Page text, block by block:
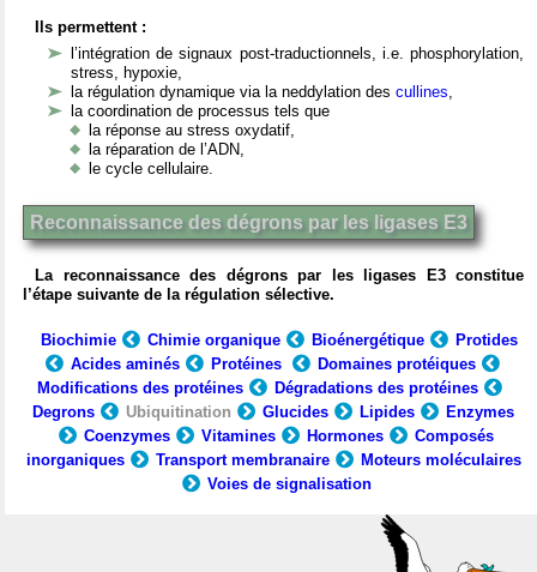
Ils permettent :
l’intégration de signaux post-traductionnels, i.e. phosphorylation,
stress, hypoxie,
la régulation dynamique via la neddylation des cullines
la coordination de processus tels que
la réponse au stress oxydatif,
la réparation de l’ADN,
le cycle cellulaire.
Reconnaissance des dégrons par les ligases E3
La reconnaissance des dégrons par les ligases E3 constitue
l’étape suivante de la régulation sélective.
Biochimie Chimie organique Bioénergétique
Protides
Acides aminés
Protéines
Domaines protéiques
Modifications des protéines
Dégradations des protéines
Degrons
Ubiquitination Glucides Lipides
Enzymes
Coenzymes
Vitamines Hormones
Composés
inorganiques
Transport membranaire
Moteurs moléculaires
Voies de signalisation